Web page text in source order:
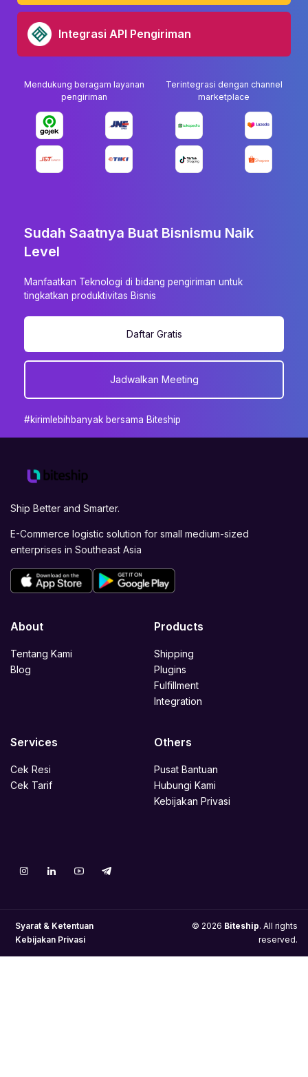
Integrasi API Pengiriman
Mendukung beragam layanan
pengiriman
Terintegrasi dengan channel
marketplace
Sudah Saatnya Buat Bisnismu Naik
Level
Manfaatkan Teknologi di bidang pengiriman untuk
tingkatkan produktivitas Bisnis
Daftar Gratis
Jadwalkan Meeting
#kirimlebihbanyak bersama Biteship
Ship Better and Smarter.
E-Commerce logistic solution for small medium-sized
enterprises in Southeast Asia
About
Tentang Kami
Blog
Products
Shipping
Plugins
Fulfillment
Integration
Services
Cek Resi
Cek Tarif
Others
Pusat Bantuan
Hubungi Kami
Kebijakan Privasi
Syarat & Ketentuan
Kebijakan Privasi
© 2026 Biteship. All rights
reserved.